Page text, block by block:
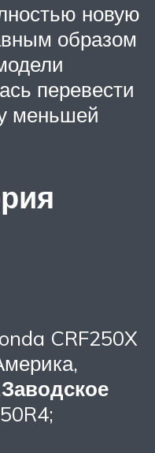
новую
образом
перевести
меньшей
CRF250X
Заводское